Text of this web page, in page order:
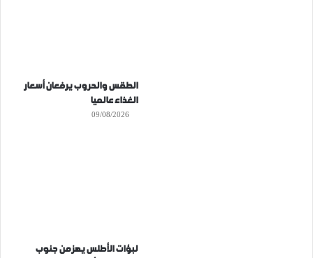
الطقس والحروب يرفعان أسعار
الغذاء عالميا
09/08/2026
لبؤات الأطلس يهزمن جنوب